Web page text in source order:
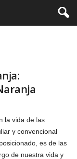
la vida de las
y convencional
es de las
de nuestra vida y